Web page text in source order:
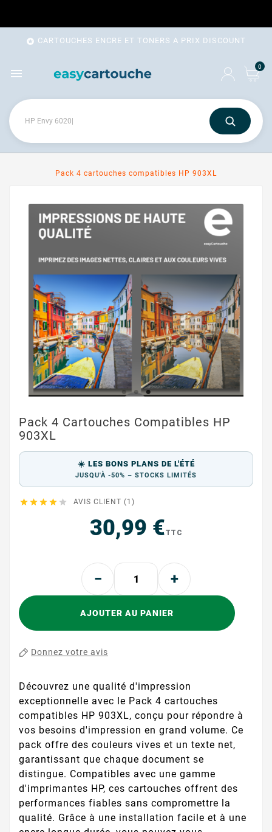
 CARTOUCHES ENCRE ET TONERS A PRIX DISCOUNT
 0
Pack 4 cartouches compatibles HP 903XL
Pack 4 Cartouches Compatibles HP
903XL
☀️ LES BONS PLANS DE L'ÉTÉ
JUSQU'À -50% – STOCKS LIMITÉS
     AVIS CLIENT (1)
30,99 €TTC
AJOUTER AU PANIER
Donnez votre avis
Découvrez une qualité d'impression
exceptionnelle avec le Pack 4 cartouches
compatibles HP 903XL, conçu pour répondre à
vos besoins d'impression en grand volume. Ce
pack offre des couleurs vives et un texte net,
garantissant que chaque document se
distingue. Compatibles avec une gamme
d'imprimantes HP, ces cartouches offrent des
performances fiables sans compromettre la
qualité. Grâce à une installation facile et à une